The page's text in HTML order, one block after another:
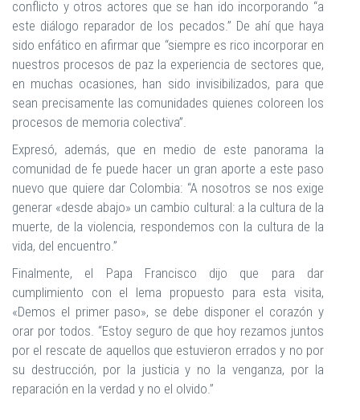
conflicto y otros actores que se han ido incorporando “a
este diálogo reparador de los pecados.” De ahí que haya
sido enfático en afirmar que “siempre es rico incorporar en
nuestros procesos de paz la experiencia de sectores que,
en muchas ocasiones, han sido invisibilizados, para que
sean precisamente las comunidades quienes coloreen los
procesos de memoria colectiva”.
Expresó, además, que en medio de este panorama la
comunidad de fe puede hacer un gran aporte a este paso
nuevo que quiere dar Colombia: “A nosotros se nos exige
generar «desde abajo» un cambio cultural: a la cultura de la
muerte, de la violencia, respondemos con la cultura de la
vida, del encuentro.”
Finalmente, el Papa Francisco dijo que para dar
cumplimiento con el lema propuesto para esta visita,
«Demos el primer paso», se debe disponer el corazón y
orar por todos. “Estoy seguro de que hoy rezamos juntos
por el rescate de aquellos que estuvieron errados y no por
su destrucción, por la justicia y no la venganza, por la
reparación en la verdad y no el olvido.”